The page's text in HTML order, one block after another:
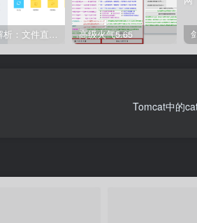
高级火气5.65
Tomcat中的